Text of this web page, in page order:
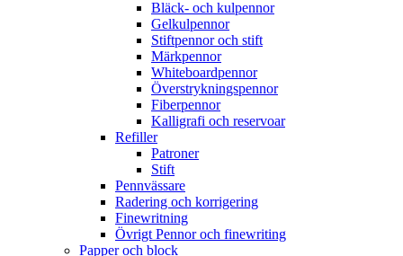
Bläck- och kulpennor
Gelkulpennor
Stiftpennor och stift
Märkpennor
Whiteboardpennor
Överstrykningspennor
Fiberpennor
Kalligrafi och reservoar
Refiller
Patroner
Stift
Pennvässare
Radering och korrigering
Finewritning
Övrigt Pennor och finewriting
Papper och block